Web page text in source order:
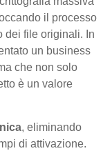
il processo
dei file originali. In
un business
che non solo
è un valore
, eliminando
di attivazione.